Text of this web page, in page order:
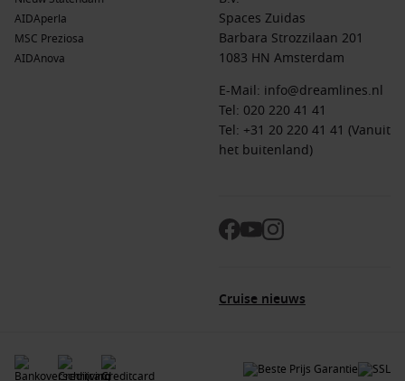
AIDAperla
MSC Preziosa
AIDAnova
Spaces Zuidas
Barbara Strozzilaan 201
1083 HN Amsterdam
E-Mail: info@dreamlines.nl
Tel: 020 220 41 41
Tel: +31 20 220 41 41 (Vanuit
het buitenland)
Cruise nieuws